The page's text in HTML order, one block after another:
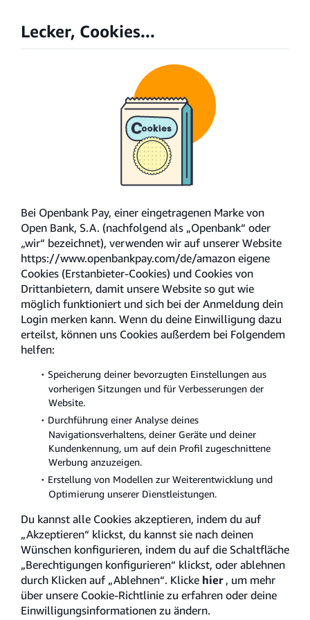
Wo finde ich die App?
Auf der Website findest du die Links zum Apple App Store und
Google Play.
Oder suche im Store nach „Amazon Visa“, um die dir App auf
deinem Mobilgerät zu installieren.
Die Zugangsdaten in der App sind die selben wie auf der Website.
Datenschutz- und Cookierichtlinie
Kontakt
Kundenbeschwerden
AGB
Cookie-Einstellungen
© 2026 OPEN BANK, S.A., Av. de Cantabria s/n, 28660 Boadilla del Monte,
Madrid, Spanien.
Lecker, Cookies...
Bei Openbank Pay, einer eingetragenen Marke von
Open Bank, S.A. (nachfolgend als „Openbank“ oder
„wir“ bezeichnet), verwenden wir auf unserer Website
https://www.openbankpay.com/de/amazon eigene
Cookies (Erstanbieter-Cookies) und Cookies von
Drittanbietern, damit unsere Website so gut wie
möglich funktioniert und sich bei der Anmeldung dein
Login merken kann. Wenn du deine Einwilligung dazu
erteilst, können uns Cookies außerdem bei Folgendem
helfen:
Speicherung deiner bevorzugten Einstellungen aus
vorherigen Sitzungen und für Verbesserungen der
Website.
Durchführung einer Analyse deines
Navigationsverhaltens, deiner Geräte und deiner
Kundenkennung, um auf dein Profil zugeschnittene
Werbung anzuzeigen.
Erstellung von Modellen zur Weiterentwicklung und
Optimierung unserer Dienstleistungen.
Du kannst alle Cookies akzeptieren, indem du auf
„Akzeptieren“ klickst, du kannst sie nach deinen
Wünschen konfigurieren, indem du auf die Schaltfläche
„Berechtigungen konfigurieren“ klickst, oder ablehnen
durch Klicken auf „Ablehnen“. Klicke hier , um mehr
über unsere Cookie-Richtlinie zu erfahren oder deine
Einwilligungsinformationen zu ändern.